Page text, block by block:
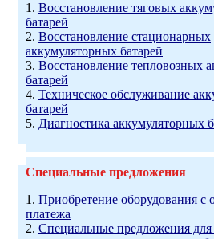
1. Восстановление тяговых
батарей
2. Восстановление стационарных
аккумуляторных батарей
3. Восстановление тепловозных
батарей
4. Техническое обслуживание
батарей
5. Диагностика аккумуляторных
Специальные предложения
1. Приобретение оборудования с
платежа
2. Специальные предложения для